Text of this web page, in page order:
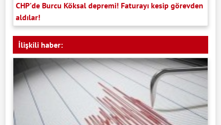
CHP'de Burcu Köksal depremi! Faturayı kesip görevden
aldılar!
İlişkili haber: